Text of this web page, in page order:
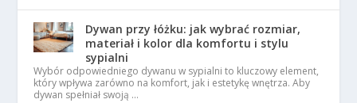
Dywan przy łóżku: jak wybrać rozmiar,
materiał i kolor dla komfortu i stylu
sypialni
Wybór odpowiedniego dywanu w sypialni to kluczowy element,
który wpływa zarówno na komfort, jak i estetykę wnętrza. Aby
dywan spełniał swoją …